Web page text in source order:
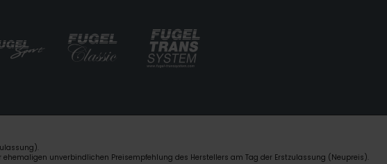
unverbindlichen Preisempfehlung des Herstellers am Tag der Erstzulassung (Neupreis).